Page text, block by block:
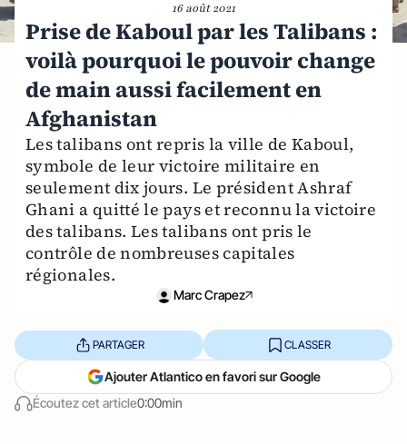
16 août 2021
Prise de Kaboul par les Talibans :
voilà pourquoi le pouvoir change
de main aussi facilement en
Afghanistan
Les talibans ont repris la ville de Kaboul,
symbole de leur victoire militaire en
seulement dix jours. Le président Ashraf
Ghani a quitté le pays et reconnu la victoire
des talibans. Les talibans ont pris le
contrôle de nombreuses capitales
régionales.
Marc Crapez
Écoutez cet article0:00min
PARTAGER CLASSER
Ajouter Atlantico en favori sur Google